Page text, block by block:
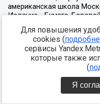
Для повышения
cookies (
сервисы
которые также
(
Я